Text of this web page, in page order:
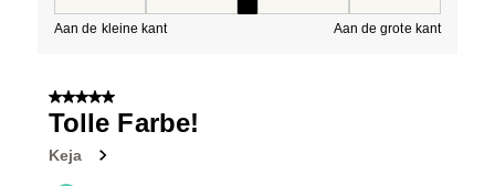
Aan de kleine kant Aan de grote kant
5 van 5 sterren.
Tolle Farbe!
Keja